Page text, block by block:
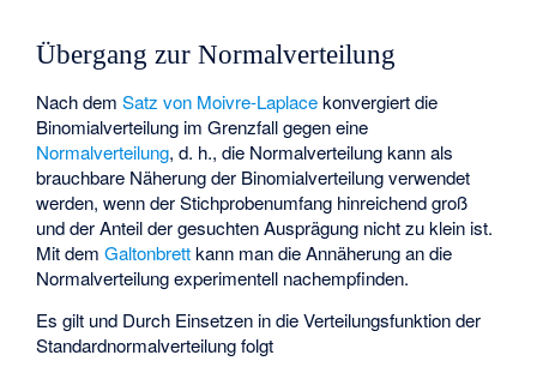
Übergang zur Normalverteilung
Nach demSatz von Moivre-Laplacekonvergiert die
Binomialverteilung im Grenzfallgegen eine
Normalverteilung, d. h., die Normalverteilung kann als
brauchbare Näherung der Binomialverteilung verwendet
werden, wenn der Stichprobenumfang hinreichend groß
und der Anteil der gesuchten Ausprägung nicht zu klein ist.
Mit demGaltonbrettkann man die Annäherung an die
Normalverteilung experimentell nachempfinden.
Es gilt und Durch Einsetzen in die Verteilungsfunktionder
Standardnormalverteilung folgt